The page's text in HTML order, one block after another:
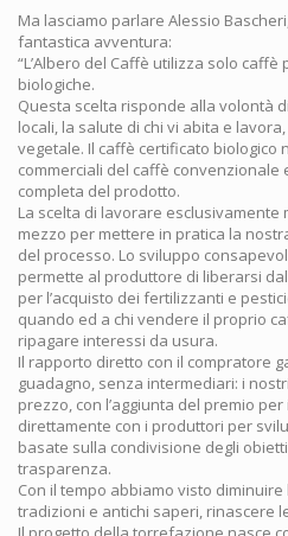
Ma lasciamo parlare Alessio
fantastica avventura:
“L’Albero del Caffè utilizza solo
biologiche.
Questa scelta risponde alla volontà
locali, la salute di chi vi abita e
vegetale. Il caffè certificato biologico
commerciali del caffè convenzionale
completa del prodotto.
La scelta di lavorare esclusivamente
mezzo per mettere in pratica la
del processo. Lo sviluppo
permette al produttore di liberarsi
per l’acquisto dei fertilizzanti e
quando ed a chi vendere il proprio
ripagare interessi da usura.
Il rapporto diretto con il compratore
guadagno, senza intermediari: i
prezzo, con l’aggiunta del premio
direttamente con i produttori per
basate sulla condivisione degli
trasparenza.
Con il tempo abbiamo visto
tradizioni e antichi saperi, rinascere